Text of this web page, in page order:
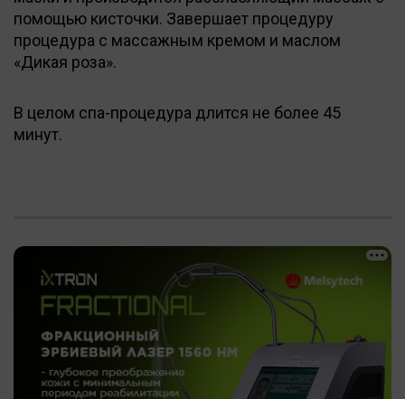
помощью кисточки. Завершает процедуру
процедура с массажным кремом и маслом
«Дикая роза».
В целом спа-процедура длится не более 45
минут.